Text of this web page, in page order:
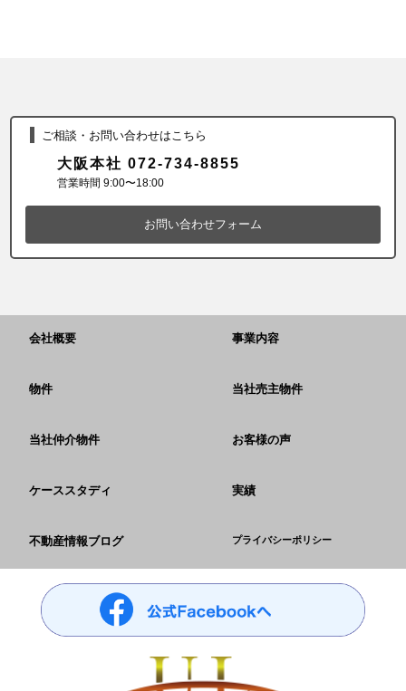
ご相談・お問い合わせはこちら
大阪本社 072-734-8855
営業時間 9:00〜18:00
お問い合わせフォーム
会社概要 事業内容
物件 当社売主物件
当社仲介物件 お客様の声
ケーススタディ 実績
不動産情報ブログ プライバシーポリシー